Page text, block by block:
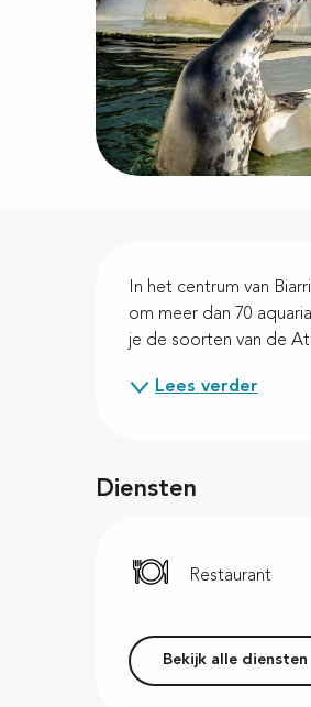
Beschrijving
In het centrum van
om meer dan 70
je de soorten van de
Lees verder
Diensten
Restaurant
Bekijk alle diensten